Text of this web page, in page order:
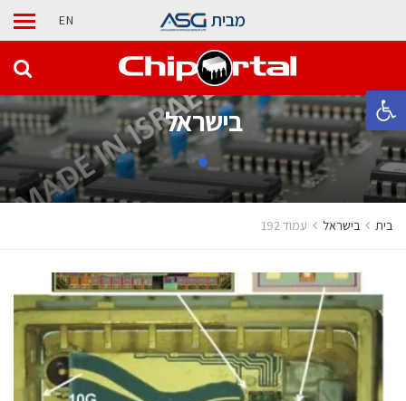
פתח סרגל נגישות
מבית EN
בישראל
בית בישראל עמוד 192